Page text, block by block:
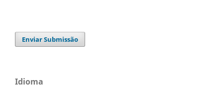
Enviar Submissão
Idioma